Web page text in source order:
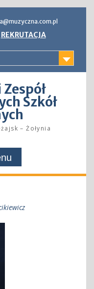
REKRUTACJA
Szkół
– Żołynia